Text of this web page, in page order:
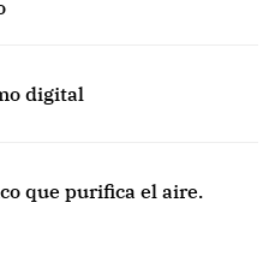
digital
que purifica el aire.